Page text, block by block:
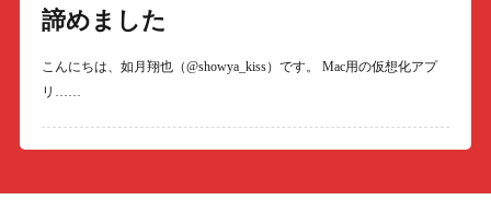
諦めました
こんにちは、如月翔也（@showya_kiss）です。 Mac用の仮想化アプ
リ……